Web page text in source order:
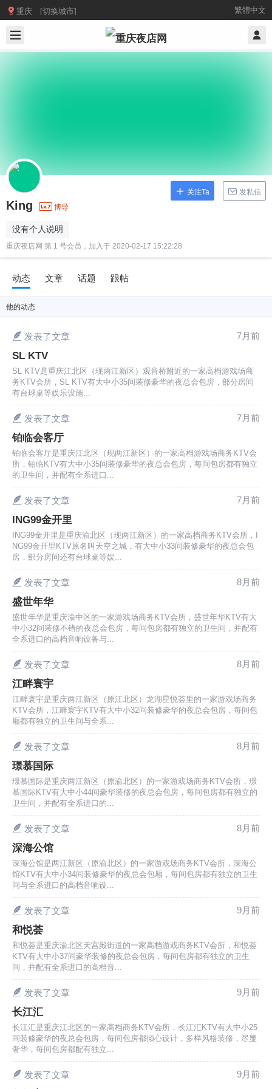
重庆 [切换城市] 繁體中文
King 博导
没有个人说明
重庆夜店网 第 1 号会员，加入于 2020-02-17 15:22:28
关注Ta 发私信
动态 文章 话题 跟帖
他的动态
发表了文章 7月前
SL KTV
SL KTV是重庆江北区（现两江新区）观音桥附近的一家高档游戏场商
务KTV会所，SL KTV有大中小35间装修豪华的夜总会包房，部分房间
有台球桌等娱乐设施...
发表了文章 7月前
铂临会客厅
铂临会客厅是重庆江北区（现两江新区）的一家高档游戏场商务KTV会
所，铂临KTV有大中小35间装修豪华的夜总会包房，每间包房都有独立
的卫生间，并配有全系进口...
发表了文章 7月前
ING99金开里
ING99金开里是重庆渝北区（现两江新区）的一家高档商务KTV会所，I
NG99金开里KTV原名叫天空之城，有大中小33间装修豪华的夜总会包
房，部分房间还有台球桌等娱...
发表了文章 8月前
盛世年华
盛世年华是重庆渝中区的一家游戏场商务KTV会所，盛世年华KTV有大
中小32间装修不错的夜总会包房，每间包房都有独立的卫生间，并配有
全系进口的高档音响设备与...
发表了文章 8月前
江畔寰宇
江畔寰宇是重庆两江新区（原江北区）龙湖星悦荟里的一家游戏场商务
KTV会所，江畔寰宇KTV有大中小32间装修豪华的夜总会包房，每间包
厢都有独立的卫生间与全系...
发表了文章 8月前
璟慕国际
璟慕国际是重庆两江新区（原渝北区）的一家游戏场商务KTV会所，璟
慕国际KTV有大中小44间豪华装修的夜总会包房，每间包房都有独立的
卫生间，并配有全系进口的...
发表了文章 8月前
深海公馆
深海公馆是两江新区（原渝北区）的一家游戏场商务KTV会所，深海公
馆KTV有大中小34间装修豪华的夜总会包厢，每间包房都有独立的卫生
间与全系进口的高档音响设...
发表了文章 9月前
和悦荟
和悦荟是重庆渝北区天宫殿街道的一家高档游戏商务KTV会所，和悦荟
KTV有大中小37间豪华装修的夜总会包房，每间包房都有独立的卫生
间，并配有全系进口的高档音...
发表了文章 9月前
长江汇
长江汇是重庆江北区的一家高档商务KTV会所，长江汇KTV有大中小25
间装修豪华的夜总会包房，每间包房都倾心设计，多样风格装修，尽显
奢华，每间包房都配有独立...
发表了文章 9月前